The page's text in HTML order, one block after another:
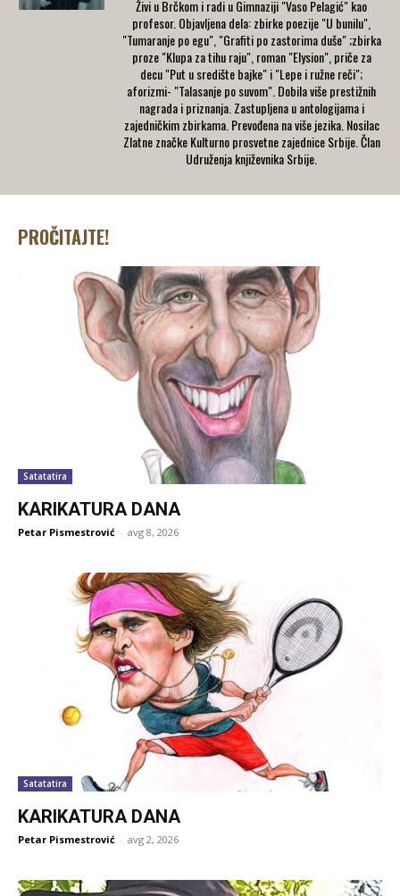
Živi u Brčkom i radi u Gimnaziji "Vaso Pelagić" kao
profesor. Objavljena dela: zbirke poezije "U bunilu",
"Tumaranje po egu", "Grafiti po zastorima duše" ;zbirka
proze "Klupa za tihu raju", roman "Elysion", priče za
decu "Put u središte bajke" i "Lepe i ružne reči";
aforizmi- "Talasanje po suvom". Dobila više prestižnih
nagrada i priznanja. Zastupljena u antologijama i
zajedničkim zbirkama. Prevođena na više jezika. Nosilac
Zlatne značke Kulturno prosvetne zajednice Srbije. Član
Udruženja književnika Srbije.
PROČITAJTE!
Satatatira
KARIKATURA DANA
Petar Pismestrović - avg 8, 2026
Satatatira
KARIKATURA DANA
Petar Pismestrović - avg 2, 2026